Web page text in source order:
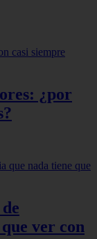
¿por
ver con